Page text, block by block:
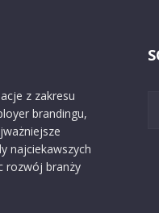
z zakresu
brandingu,
najciekawszych
rozwój branży